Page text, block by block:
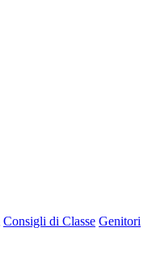
Consigli di Classe Genitori